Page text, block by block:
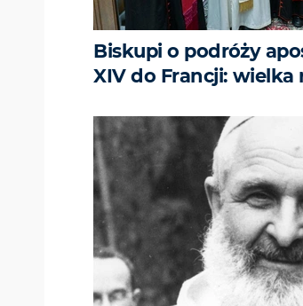
Biskupi o podróży
XIV do Francji: wielka